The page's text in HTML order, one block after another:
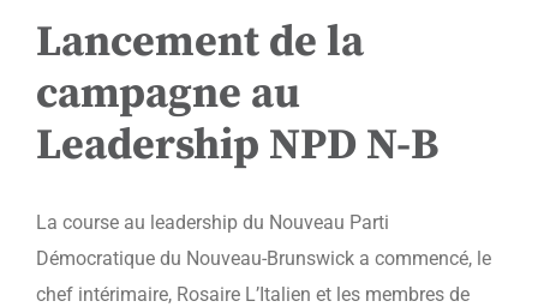
Lancement de la
campagne au
Leadership NPD N-B
La course au leadership du Nouveau Parti
Démocratique du Nouveau-Brunswick a commencé, le
chef intérimaire, Rosaire L’Italien et les membres de